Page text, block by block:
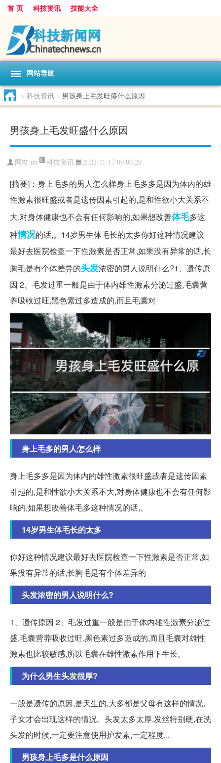
首 页 科技资讯 技能大全
网站导航
> 科技资讯 > 男孩身上毛发旺盛什么原因
男孩身上毛发旺盛什么原因
网友:nh 科技资讯 2022-11-17 09:06:29
[摘要]：身上毛多的男人怎么样身上毛多多是因为体内的雄
性激素很旺盛或者是遗传因素引起的,是和性欲小大关系不
大,对身体健康也不会有任何影响的,如果想改善体毛多这
种情况的话,。14岁男生体毛长的太多你好这种情况建议
最好去医院检查一下性激素是否正常,如果没有异常的话,长
胸毛是有个体差异的头发浓密的男人说明什么?1、遗传原
因 2、毛发过重一般是由于体内雄性激素分泌过盛,毛囊营
养吸收过旺,黑色素过多造成的,而且毛囊对
身上毛多的男人怎么样
身上毛多多是因为体内的雄性激素很旺盛或者是遗传因素
引起的,是和性欲小大关系不大,对身体健康也不会有任何影
响的,如果想改善体毛多这种情况的话,。
14岁男生体毛长的太多
你好这种情况建议最好去医院检查一下性激素是否正常,如
果没有异常的话,长胸毛是有个体差异的
头发浓密的男人说明什么?
1、遗传原因 2、毛发过重一般是由于体内雄性激素分泌过
盛,毛囊营养吸收过旺,黑色素过多造成的,而且毛囊对雄性
激素也比较敏感,所以毛囊在雄性激素作用下生长。
为什么男生头发很厚?
一般是遗传的原因,是天生的,大多都是父母有这样的情况,
子女才会出现这样的情况。头发太多太厚,发丝特别硬,在洗
头发的时候,一定要注意使用护发素,一定程度...
男孩身上毛多是什么原因